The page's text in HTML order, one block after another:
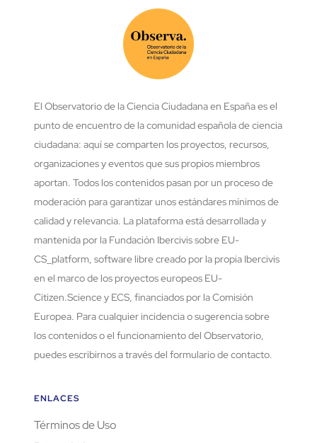
El Observatorio de la Ciencia Ciudadana en España es el
punto de encuentro de la comunidad española de ciencia
ciudadana: aquí se comparten los proyectos, recursos,
organizaciones y eventos que sus propios miembros
aportan. Todos los contenidos pasan por un proceso de
moderación para garantizar unos estándares mínimos de
calidad y relevancia. La plataforma está desarrollada y
mantenida por la Fundación Ibercivis sobre EU-
CS_platform, software libre creado por la propia Ibercivis
en el marco de los proyectos europeos EU-
Citizen.Science y ECS, financiados por la Comisión
Europea. Para cualquier incidencia o sugerencia sobre
los contenidos o el funcionamiento del Observatorio,
puedes escribirnos a través del formulario de contacto.
ENLACES
Términos de Uso